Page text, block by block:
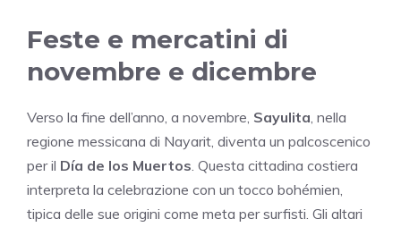
Feste e mercatini di
novembre e dicembre
Verso la fine dell’anno, a novembre, Sayulita , nella
regione messicana di Nayarit, diventa un palcoscenico
per il Día de los Muertos . Questa cittadina costiera
interpreta la celebrazione con un tocco bohémien,
tipica delle sue origini come meta per surfisti. Gli altari